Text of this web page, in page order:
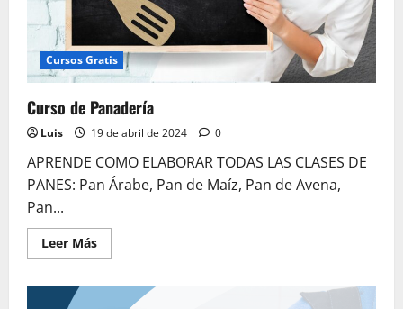
Cursos Gratis
Curso de Panadería
Luis 19 de abril de 2024 0
APRENDE COMO ELABORAR TODAS LAS CLASES DE
PANES: Pan Árabe, Pan de Maíz, Pan de Avena,
Pan...
Leer MásLeer
más